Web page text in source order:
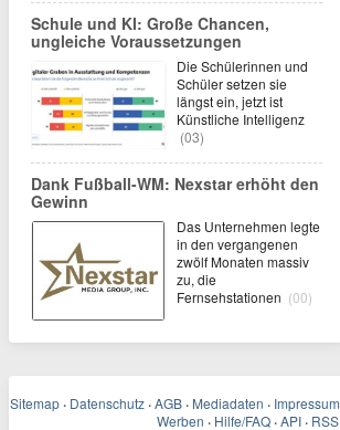
Schule und KI: Große Chancen,
ungleiche Voraussetzungen
Die Schülerinnen und
Schüler setzen sie
längst ein, jetzt ist
Künstliche Intelligenz
(03)
Dank Fußball-WM: Nexstar erhöht den
Gewinn
Das Unternehmen legte
in den vergangenen
zwölf Monaten massiv
zu, die
Fernsehstationen (00)
Sitemap · Datenschutz · AGB · Mediadaten · Impressum
Werben · Hilfe/FAQ · API · RSS